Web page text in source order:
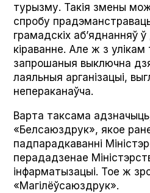
турызму. Такія змены
спробу
грамадскіх аб’яднанняў
кіраванне. Але ж з
запрошаныя выключна
лаяльныя арганізацыі,
непераканаўча.
Варта таксама
«Белсаюздрук», якое
падпарадкаванні
перададзенае
інфарматызацыі. Тое ж
«Магілёўсаюздрук».